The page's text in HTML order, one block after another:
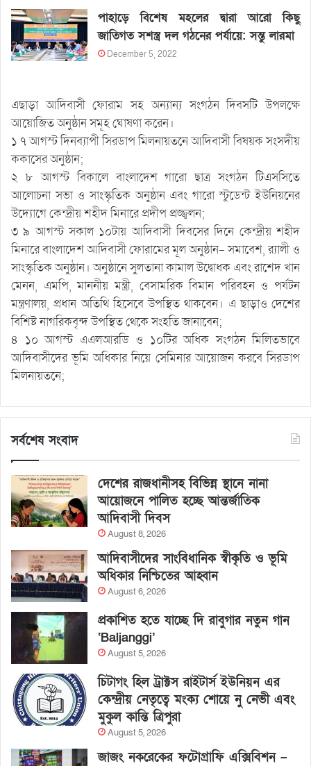
পাহাড়ে বিশেষ মহলের দ্বারা আরো কিছু
জাতিগত সশস্ত্র দল গঠনের পর্যায়ে: সন্তু লারমা
December 5, 2022
এছাড়া আদিবাসী ফোরাম সহ অন্যান্য সংগঠন দিবসটি উপলক্ষে
আয়োজিত অনুষ্ঠান সমূহ ঘোষণা করেন।
১ ৭ আগস্ট দিনব্যাপী সিরডাপ মিলনায়তনে আদিবাসী বিষয়ক সংসদীয়
ককাসের অনুষ্ঠান;
২ ৮ আগস্ট বিকালে বাংলাদেশ গারো ছাত্র সংগঠন টিএসসিতে
আলোচনা সভা ও সাংস্কৃতিক অনুষ্ঠান এবং গারো স্টুডেন্ট ইউনিয়নের
উদ্যোগে কেন্দ্রীয় শহীদ মিনারে প্রদীপ প্রজ্জ্বলন;
৩ ৯ আগস্ট সকাল ১০টায় আদিবাসী দিবসের দিনে কেন্দ্রীয় শহীদ
মিনারে বাংলাদেশ আদিবাসী ফোরামের মূল অনুষ্ঠান- সমাবেশ, র‌্যালী ও
সাংস্কৃতিক অনুষ্ঠান। অনুষ্ঠানে সুলতানা কামাল উদ্বোধক এবং রাশেদ খান
মেনন, এমপি, মাননীয় মন্ত্রী, বেসামরিক বিমান পরিবহন ও পর্যটন
মন্ত্রণালয়, প্রধান অতিথি হিসেবে উপস্থিত থাকবেন। এ ছাড়াও দেশের
বিশিষ্ট নাগরিকবৃন্দ উপস্থিত থেকে সংহতি জানাবেন;
৪ ১০ আগস্ট এএলআরডি ও ১০টির অধিক সংগঠন মিলিতভাবে
আদিবাসীদের ভূমি অধিকার নিয়ে সেমিনার আয়োজন করবে সিরডাপ
মিলনায়তনে;
সর্বশেষ সংবাদ
দেশের রাজধানীসহ বিভিন্ন স্থানে নানা
আয়োজনে পালিত হচ্ছে আন্তর্জাতিক
আদিবাসী দিবস
August 8, 2026
আদিবাসীদের সাংবিধানিক স্বীকৃতি ও ভূমি
অধিকার নিশ্চিতের আহ্বান
August 6, 2026
প্রকাশিত হতে যাচ্ছে দি রাবুগার নতুন গান
‘Baljanggi’
August 5, 2026
চিটাগং হিল ট্রাক্টস রাইটার্স ইউনিয়ন এর
কেন্দ্রীয় নেতৃত্বে মংক্য শোয়ে নু নেভী এবং
মুকুল কান্তি ত্রিপুরা
August 5, 2026
জাজং নকরেকের ফটোগ্রাফি এক্সিবিশন –